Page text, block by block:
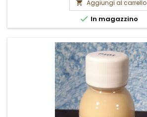
 Aggiungi al carrello
 In magazzino